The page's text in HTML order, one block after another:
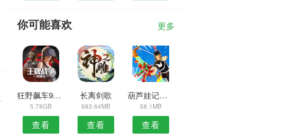
你可能喜欢 更多
狂野飙车9竞速传奇国际服2.9.3a
5.78GB
查看
长离剑歌
983.64MB
查看
葫芦娃记忆法
58.1MB
查看